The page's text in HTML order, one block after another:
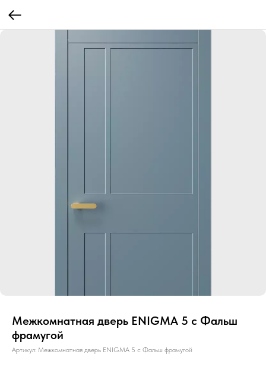
Межкомнатная дверь ENIGMA 5 с Фальш
фрамугой
Артикул: Межкомнатная дверь ENIGMA 5 с Фальш фрамугой